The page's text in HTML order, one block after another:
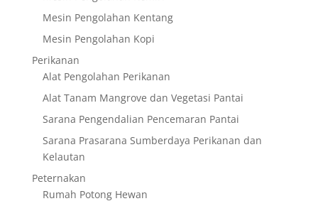
Mesin Pengolahan Kentang
Mesin Pengolahan Kopi
Perikanan
Alat Pengolahan Perikanan
Alat Tanam Mangrove dan Vegetasi Pantai
Sarana Pengendalian Pencemaran Pantai
Sarana Prasarana Sumberdaya Perikanan dan
Kelautan
Peternakan
Rumah Potong Hewan